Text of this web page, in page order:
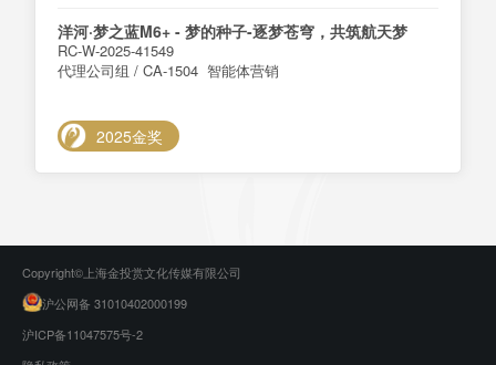
洋河·梦之蓝M6+ - 梦的种子-逐梦苍穹，共筑航天梦
RC-W-2025-41549
代理公司组 / CA-1504 智能体营销
2025金奖
Copyright©上海金投赏文化传媒有限公司
沪公网备 31010402000199
沪ICP备11047575号-2